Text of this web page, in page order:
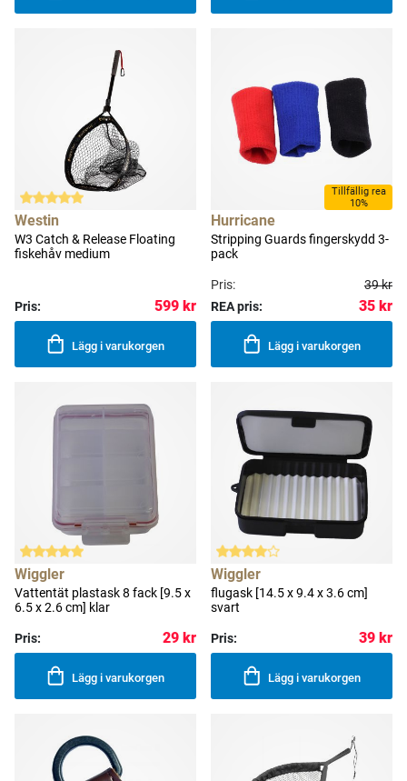
Westin
W3 Catch & Release Floating
fiskehåv medium
Pris: 599 kr
Lägg i varukorgen
Tillfällig rea
10%
Hurricane
Stripping Guards fingerskydd 3-
pack
Pris:
39 kr
REA pris:
35 kr
Lägg i varukorgen
Wiggler
Vattentät plastask 8 fack [9.5 x
6.5 x 2.6 cm] klar
Pris: 29 kr
Lägg i varukorgen
Wiggler
flugask [14.5 x 9.4 x 3.6 cm]
svart
Pris: 39 kr
Lägg i varukorgen